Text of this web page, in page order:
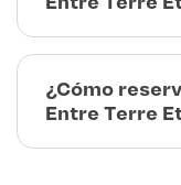
¿Cómo
Entre Terre